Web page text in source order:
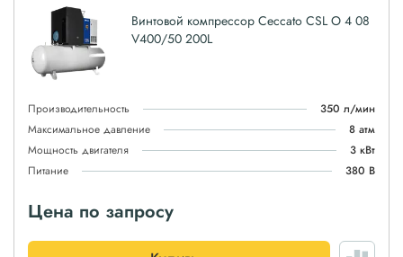
Винтовой компрессор Ceccato CSL O 4 08
V400/50 200L
Производительность
350 л/мин
Максимальное давление
8 атм
Мощность двигателя
3 кВт
Питание
380 В
Цена по запросу